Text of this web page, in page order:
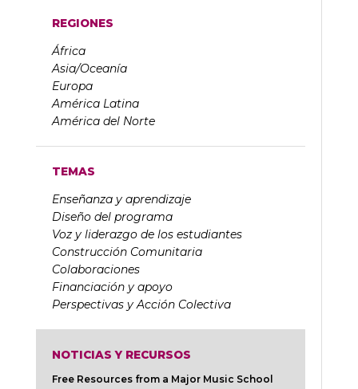
REGIONES
África
Asia/Oceanía
Europa
América Latina
América del Norte
TEMAS
Enseñanza y aprendizaje
Diseño del programa
Voz y liderazgo de los estudiantes
Construcción Comunitaria
Colaboraciones
Financiación y apoyo
Perspectivas y Acción Colectiva
NOTICIAS Y RECURSOS
Free Resources from a Major Music School